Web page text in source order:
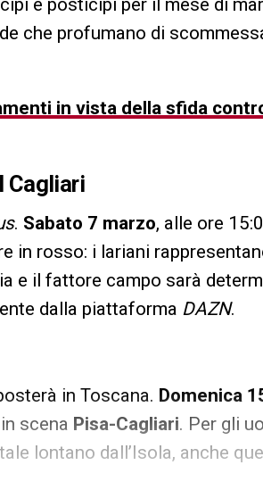
e posticipi per il mese di
che profumano di
in vista della sfida
Cagliari
. Sabato 7 marzo, alle ore
in rosso: i lariani
e il fattore campo sarà
dalla piattaforma DAZN.
in Toscana. Domenica
scena Pisa-Cagliari. Per gli
lontano dall’Isola, anche